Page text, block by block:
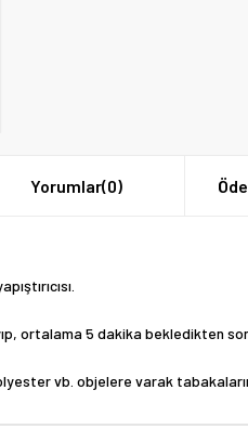
Yorumlar(0)
ortalama 5 dakika bekledikten
vb. objelere varak tabakalarını